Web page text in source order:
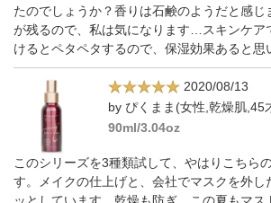
たのでしょうか？香りは石鹸のようだと感じ
が残るので、私は気になります…スキンケア
けるとペタペタするので、保湿効果あると思
2020/08/13
by ぴくまま(女性,乾燥肌,45
90ml/3.04oz
このシリーズを3種類試して、やはりこちら
す。メイクの仕上げと、会社でマスクを外し